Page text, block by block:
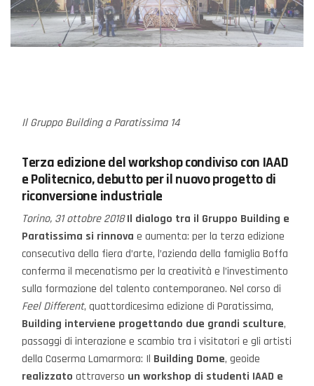
Il Gruppo Building a Paratissima 14
Terza edizione del workshop condiviso con IAAD
e Politecnico, debutto per il nuovo progetto di
riconversione industriale
Torino, 31 ottobre 2018 Il dialogo tra il Gruppo Building e
Paratissima si rinnova e aumenta: per la terza edizione
consecutiva della fiera d’arte, l’azienda della famiglia Boffa
conferma il mecenatismo per la creatività e l’investimento
sulla formazione del talento contemporaneo. Nel corso di
Feel Different, quattordicesima edizione di Paratissima,
Building interviene progettando due grandi sculture,
passaggi di interazione e scambio tra i visitatori e gli artisti
della Caserma Lamarmora: Il Building Dome, geoide
realizzato attraverso un workshop di studenti IAAD e